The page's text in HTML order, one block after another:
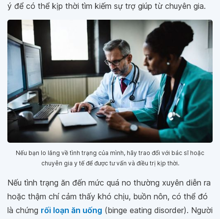
ý để có thể kịp thời tìm kiếm sự trợ giúp từ chuyên gia.
Nếu bạn lo lắng về tình trạng của mình, hãy trao đổi với bác sĩ hoặc
chuyên gia y tế để được tư vấn và điều trị kịp thời.
Nếu tình trạng ăn đến mức quá no thường xuyên diễn ra
hoặc thậm chí cảm thấy khó chịu, buồn nôn, có thể đó
là chứng rối loạn ăn uống (binge eating disorder). Người